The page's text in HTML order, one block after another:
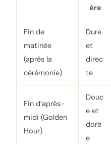
ère
Fin de
matinée
(après la
cérémonie)
Dure
et
direc
te
Fin d’après-
midi (Golden
Hour)
Douc
e et
doré
e